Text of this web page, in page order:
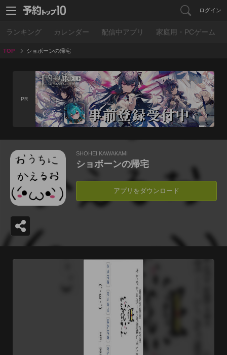
ログイン
ランキング カレンダー 配信中アプリ 家庭用・PCゲーム
TOP ショボーンの帰宅
PR
SHOHEI KAWAKAMI
ショボーンの帰宅
アプリをダウンロード